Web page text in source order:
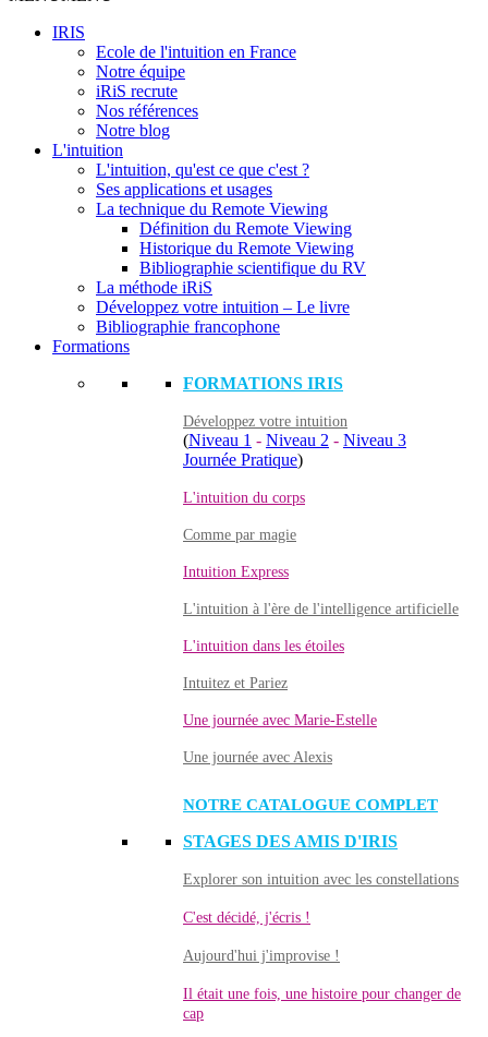
IRIS
Ecole de l'intuition en France
Notre équipe
iRiS recrute
Nos références
Notre blog
L'intuition
L'intuition, qu'est ce que c'est ?
Ses applications et usages
La technique du Remote Viewing
Définition du Remote Viewing
Historique du Remote Viewing
Bibliographie scientifique du RV
La méthode iRiS
Développez votre intuition – Le livre
Bibliographie francophone
Formations
FORMATIONS IRIS
Développez votre intuition
(Niveau 1 - Niveau 2 - Niveau 3
Journée Pratique)
L'intuition du corps
Comme par magie
Intuition Express
L'intuition à l'ère de l'intelligence artificielle
L'intuition dans les étoiles
Intuitez et Pariez
Une journée avec Marie-Estelle
Une journée avec Alexis
NOTRE CATALOGUE COMPLET
STAGES DES AMIS D'IRIS
Explorer son intuition avec les constellations
C'est décidé, j'écris !
Aujourd'hui j'improvise !
Il était une fois, une histoire pour changer de
cap